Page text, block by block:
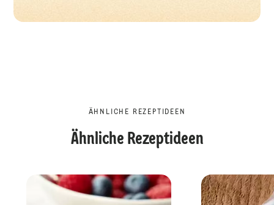
ÄHNLICHE REZEPTIDEEN
Ähnliche Rezeptideen